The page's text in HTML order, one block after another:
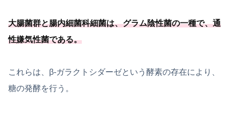
大腸菌群と腸内細菌科細菌は、グラム陰性菌の一種で、通
性嫌気性菌である。
これらは、β-ガラクトシダーゼという酵素の存在により、
糖の発酵を行う。